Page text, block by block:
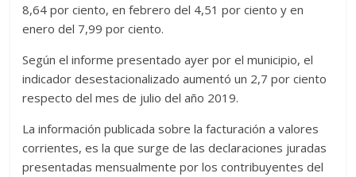
8,64 por ciento, en febrero del 4,51 por ciento y en
enero del 7,99 por ciento.
Según el informe presentado ayer por el municipio, el
indicador desestacionalizado aumentó un 2,7 por ciento
respecto del mes de julio del año 2019.
La información publicada sobre la facturación a valores
corrientes, es la que surge de las declaraciones juradas
presentadas mensualmente por los contribuyentes del